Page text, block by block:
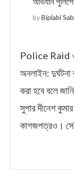
byBiplabi
Police Raid
অনলাইন:
করা হবে বলে
সুপার দীনেশ
কাগজপত্রও।